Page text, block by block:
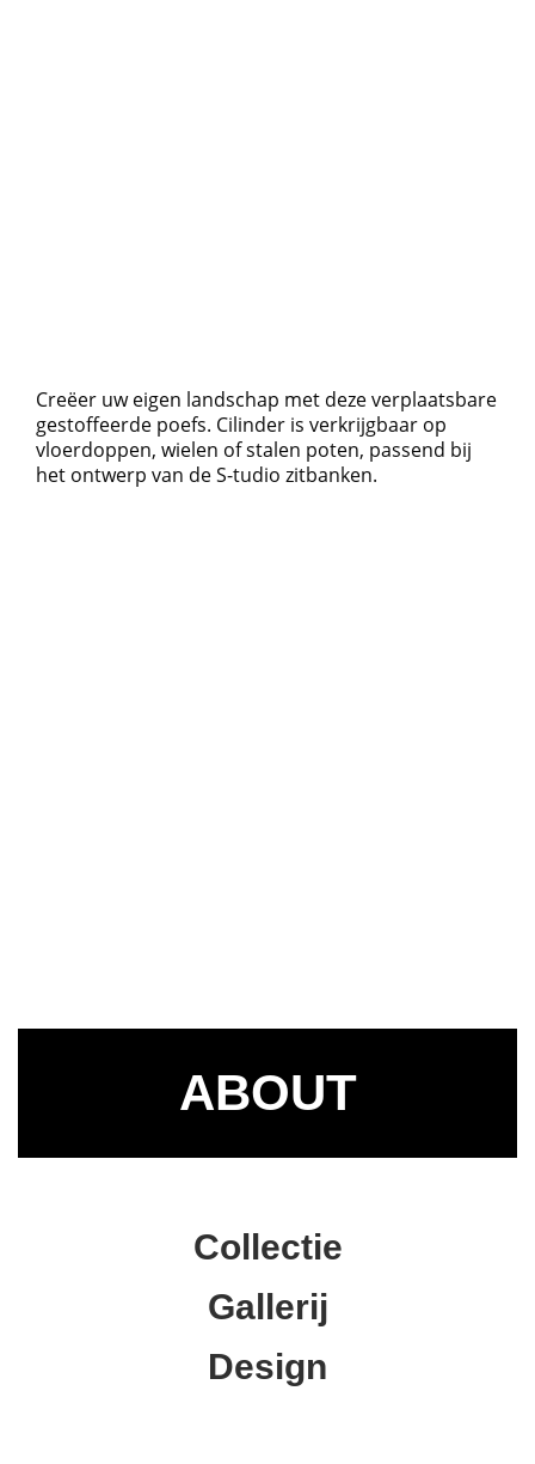
Creëer uw eigen landschap met deze verplaatsbare
gestoffeerde poefs. Cilinder is verkrijgbaar op
vloerdoppen, wielen of stalen poten, passend bij
het ontwerp van de S-tudio zitbanken.
ABOUT
Collectie
Gallerij
Design